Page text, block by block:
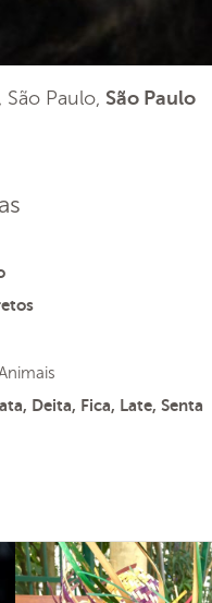
São Paulo, São Paulo
Deita, Fica, Late, Senta